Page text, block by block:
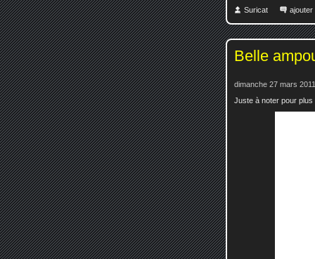
Suricat ajouter
Belle
dimanche 27 mars
Juste à noter pour